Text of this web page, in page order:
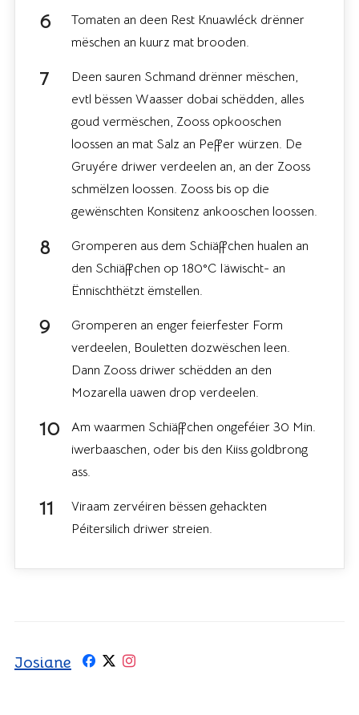
Tomaten an deen Rest Knuawléck drënner
mëschen an kuurz mat brooden.
Deen sauren Schmand drënner mëschen,
evtl bëssen Waasser dobai schëdden, alles
goud vermëschen, Zooss opkooschen
loossen an mat Salz an Peffer würzen. De
Gruyére driwer verdeelen an, an der Zooss
schmëlzen loossen. Zooss bis op die
gewënschten Konsitenz ankooschen loossen.
Gromperen aus dem Schiäffchen hualen an
den Schiäffchen op 180°C Iäwischt- an
Ënnischthëtzt ëmstellen.
Gromperen an enger feierfester Form
verdeelen, Bouletten dozwëschen leen.
Dann Zooss driwer schëdden an den
Mozarella uawen drop verdeelen.
Am waarmen Schiäffchen ongeféier 30 Min.
iwerbaaschen, oder bis den Kiiss goldbrong
ass.
Viraam zervéiren bëssen gehackten
Péitersilich driwer streien.
Josiane